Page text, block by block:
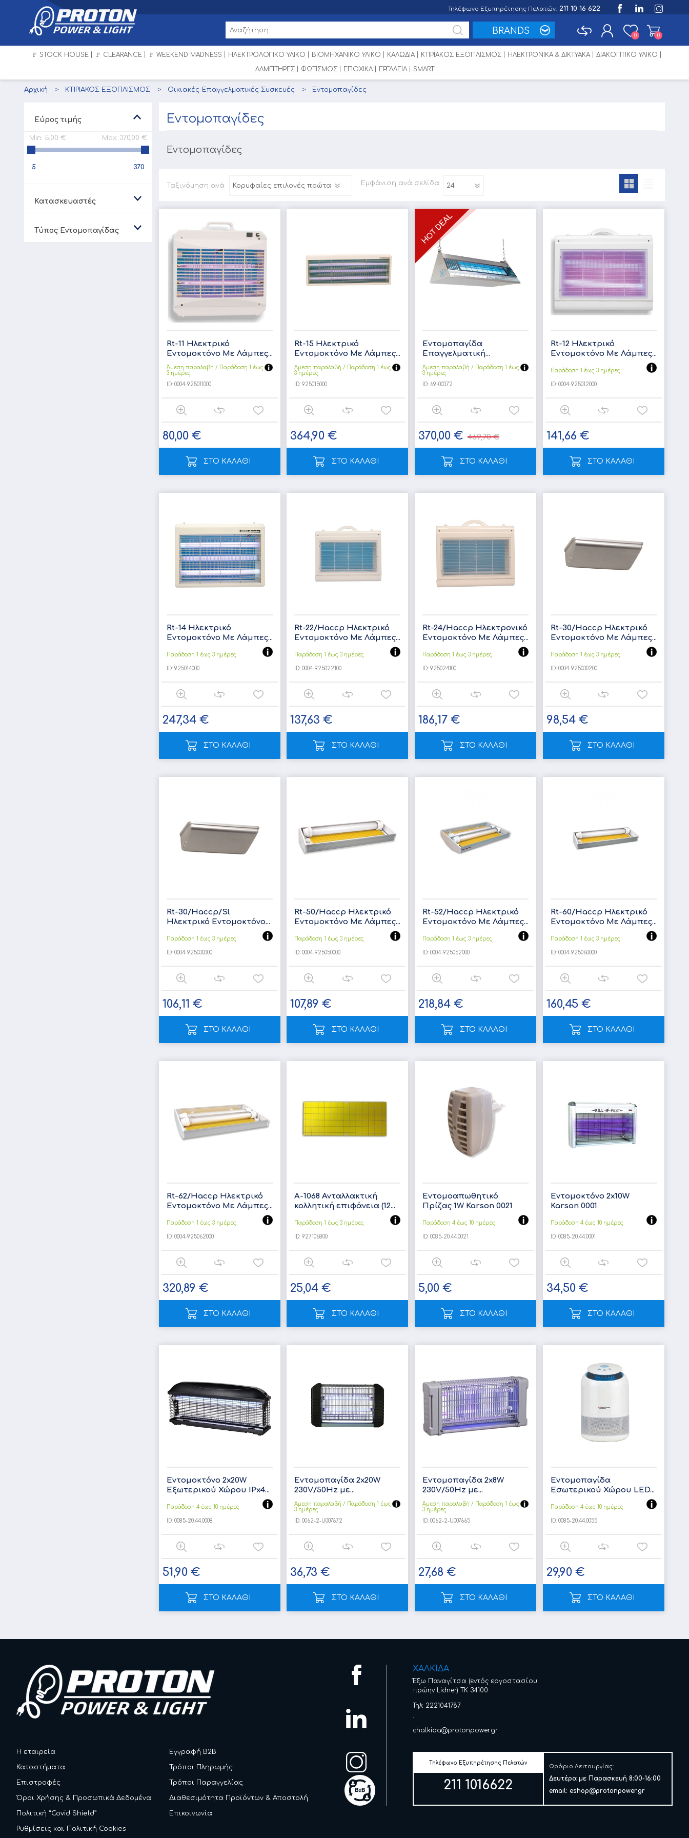
Τηλέφωνο Εξυπηρέτησης Πελατών: 211 10 16 622
BRANDS 0 0
🚩 STOCK HOUSE 🚩 CLEARANCE 🚩 WEEKEND MADNESS ΗΛΕΚΤΡΟΛΟΓΙΚΟ ΥΛΙΚΟ ΒΙΟΜΗΧΑΝΙΚΟ ΥΛΙΚΟ ΚΑΛΩΔΙΑ ΚΤΙΡΙΑΚΟΣ ΕΞΟΠΛΙΣΜΟΣ ΗΛΕΚΤΡΟΝΙΚΑ & ΔΙΚΤΥΑΚΑ
ΔΙΑΚΟΠΤΙΚΟ ΥΛΙΚΟ
ΛΑΜΠΤΗΡΕΣ
ΦΩΤΙΣΜΟΣ ΕΠΟΧΙΚΑ ΕΡΓΑΛΕΙΑ SMART
Αρχική ΚΤΙΡΙΑΚΟΣ ΕΞΟΠΛΙΣΜΟΣ Οικιακές-Επαγγελματικές Συσκευές Εντομοπαγίδες
Εντομοπαγίδες
Εντομοπαγίδες
Ταξινόμηση ανά Εμφάνιση ανά σελίδα
Rt-11 Ηλεκτρικό
Εντομοκτόνο Με Λάμπες...
Άμεση παραλαβή / Παράδoση 1 έως
3 ημέρες
ID:0004-925011000
80,00 €
ΣΤΟ ΚΑΛΑΘΙ
Rt-15 Ηλεκτρικό
Εντομοκτόνο Με Λάμπες...
Άμεση παραλαβή / Παράδoση 1 έως
3 ημέρες
ID: 925015000
364,90 €
ΣΤΟ ΚΑΛΑΘΙ
Εντομοπαγίδα
Επαγγελματική...
Άμεση παραλαβή / Παράδoση 1 έως
3 ημέρες
ID: 69-00372
370,00 € 469,70 €
ΣΤΟ ΚΑΛΑΘΙ
Rt-12 Hλεκτρικό
Εντομοκτόνο Με Λάμπες...
Παράδοση 1 έως 3 ημέρες
ID:0004-925012000
141,66 €
ΣΤΟ ΚΑΛΑΘΙ
Rt-14 Ηλεκτρικό
Εντομοκτόνο Με Λάμπες...
Παράδοση 1 έως 3 ημέρες
ID:925014000
247,34 €
ΣΤΟ ΚΑΛΑΘΙ
Rt-22/Haccp Ηλεκτρικό
Εντομοκτόνο Με Λάμπες...
Παράδοση 1 έως 3 ημέρες
ID: 0004-925022100
137,63 €
ΣΤΟ ΚΑΛΑΘΙ
Rt-24/Haccp Ηλεκτρονικό
Εντομοκτόνο Με Λάμπες...
Παράδοση 1 έως 3 ημέρες
ID: 925024100
186,17 €
ΣΤΟ ΚΑΛΑΘΙ
Rt-30/Haccp Ηλεκτρικό
Εντομοκτόνο Με Λάμπες...
Παράδοση 1 έως 3 ημέρες
ID:0004-925030200
98,54 €
ΣΤΟ ΚΑΛΑΘΙ
Rt-30/Haccp/Sl
Ηλεκτρικό Εντομοκτόνο...
Παράδοση 1 έως 3 ημέρες
ID:0004-925030300
106,11 €
ΣΤΟ ΚΑΛΑΘΙ
Rt-50/Haccp Ηλεκτρικό
Εντομοκτόνο Με Λάμπες...
Παράδοση 1 έως 3 ημέρες
ID: 0004-925050000
107,89 €
ΣΤΟ ΚΑΛΑΘΙ
Rt-52/Haccp Ηλεκτρικό
Εντομοκτόνο Με Λάμπες...
Παράδοση 1 έως 3 ημέρες
ID: 0004-925052000
218,84 €
ΣΤΟ ΚΑΛΑΘΙ
Rt-60/Haccp Ηλεκτρικό
Εντομοκτόνο Με Λάμπες...
Παράδοση 1 έως 3 ημέρες
ID:0004-925060000
160,45 €
ΣΤΟ ΚΑΛΑΘΙ
Rt-62/Haccp Ηλεκτρικό
Εντομοκτόνο Με Λάμπες...
Παράδοση 1 έως 3 ημέρες
ID:0004-925062000
320,89 €
ΣΤΟ ΚΑΛΑΘΙ
Α-1068 Ανταλλακτική
κολλητική επιφάνεια (12...
Παράδοση 1 έως 3 ημέρες
ID: 927106800
25,04 €
ΣΤΟ ΚΑΛΑΘΙ
Εντομοαπωθητικό
Πρίζας 1W Karson 0021
Παράδοση 4 έως 10 ημέρες
ID: 0085-20.44.0021
5,00 €
ΣΤΟ ΚΑΛΑΘΙ
Εντομοκτόνο 2x10W
Karson 0001
Παράδοση 4 έως 10 ημέρες
ID:0085-20.44.0001
34,50 €
ΣΤΟ ΚΑΛΑΘΙ
Εντομοκτόνο 2x20W
Εξωτερικού Χώρου IPx4...
Παράδοση 4 έως 10 ημέρες
ID:0085-20.44.0008
51,90 €
ΣΤΟ ΚΑΛΑΘΙ
Εντομοπαγίδα 2x20W
230V/50Hz με...
Άμεση παραλαβή / Παράδoση 1 έως
3 ημέρες
ID: 0062-2-U007672
36,73 €
ΣΤΟ ΚΑΛΑΘΙ
Εντομοπαγίδα 2x8W
230V/50Hz με...
Άμεση παραλαβή / Παράδoση 1 έως
3 ημέρες
ID: 0062-2-U007665
27,68 €
ΣΤΟ ΚΑΛΑΘΙ
Εντομοπαγίδα
Εσωτερικού Χώρου LED...
Παράδοση 4 έως 10 ημέρες
ID:0085-20.44.0055
29,90 €
ΣΤΟ ΚΑΛΑΘΙ
Εύρος τιμής
Min: 5,00 € Max: 370,00 €
5 370
Κατασκευαστές
Τύπος Εντομοπαγίδας
Η εταιρεία
Καταστήματα
Επιστροφές
Όροι Χρήσης & Προσωπικά Δεδομένα
Πολιτική “Covid Shield”
Ρυθμίσεις και Πολιτική Cookies
Εγγραφή B2B
Τρόποι Πληρωμής
Τρόποι Παραγγελίας
Διαθεσιμότητα Προϊόντων & Αποστολή
Επικοινωνία
ΧΑΛΚΙΔΑ
Έξω Παναγίτσα (εντός εργοστασίου
πρώην Lidner) ΤΚ 34100
Τηλ: 2221041787
.
chalkida@protonpower.gr
Τηλέφωνο Εξυπηρέτησης Πελατών
211 1016622
Ωράριο Λειτουργίας:
Δευτέρα με Παρασκευή 8:00-16:00
email: eshop@protonpower.gr